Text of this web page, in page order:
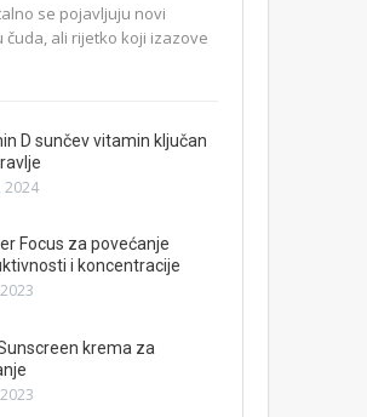
se pojavljuju novi
čuda, ali rijetko koji izazove
D sunčev vitamin ključan
2024
Focus za povećanje
i koncentracije
krema za